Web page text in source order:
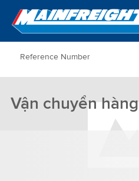
Go to Home
Vận chuyển